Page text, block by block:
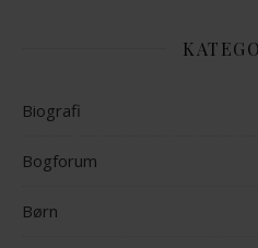
Biografi
Bogforum
Børn